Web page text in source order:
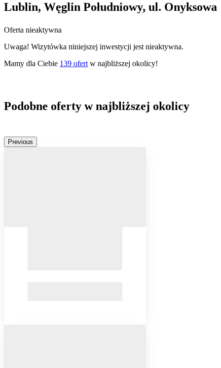
Lublin, Węglin Południowy, ul. Onyksowa
Oferta nieaktywna
Uwaga! Wizytówka niniejszej inwestycji jest nieaktywna.
Mamy dla Ciebie 139 ofert w najbliższej okolicy!
Podobne oferty w najbliższej okolicy
Previous